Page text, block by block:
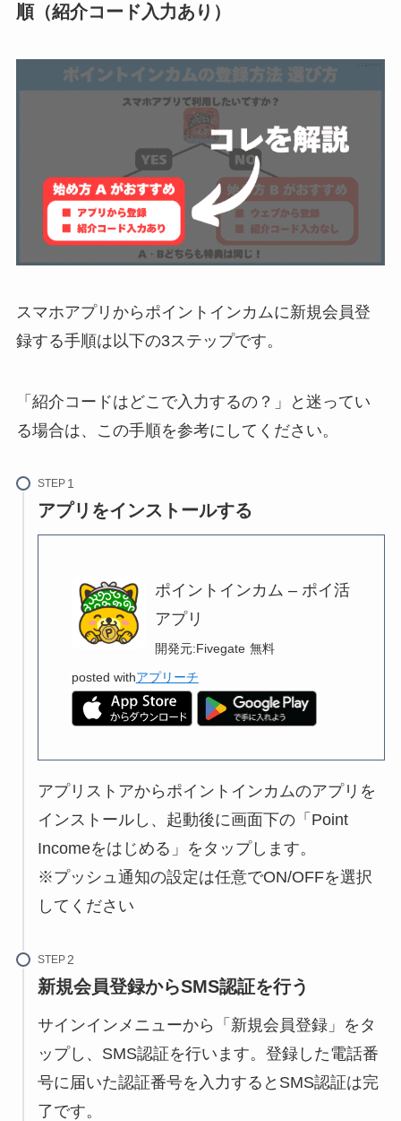
順（紹介コード入力あり）
スマホアプリからポイントインカムに新規会員登
録する手順は以下の3ステップです。
「紹介コードはどこで入力するの？」と迷ってい
る場合は、この手順を参考にしてください。
STEP
アプリをインストールする
ポイントインカム – ポイ活
アプリ
開発元:Fivegate 無料
posted withアプリーチ
アプリストアからポイントインカムのアプリを
インストールし、起動後に画面下の「Point
Incomeをはじめる」をタップします。
※プッシュ通知の設定は任意でON/OFFを選択
してください
STEP
新規会員登録からSMS認証を行う
サインインメニューから「新規会員登録」をタ
ップし、SMS認証を行います。登録した電話番
号に届いた認証番号を入力するとSMS認証は完
了です。